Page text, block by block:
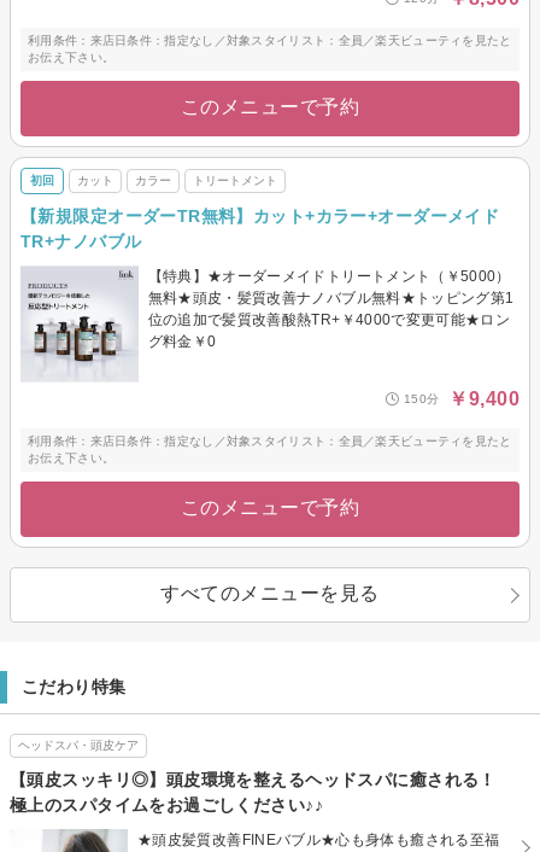
利用条件：来店日条件：指定なし／対象スタイリスト：全員／楽天ビューティを見たと
お伝え下さい。
このメニューで予約
初回 カット カラー トリートメント
【新規限定オーダーTR無料】カット+カラー+オーダーメイド
TR+ナノバブル
【特典】★オーダーメイドトリートメント（￥5000）
無料★頭皮・髪質改善ナノバブル無料★トッピング第1
位の追加で髪質改善酸熱TR+￥4000で変更可能★ロン
グ料金￥0
150分 ￥9,400
利用条件：来店日条件：指定なし／対象スタイリスト：全員／楽天ビューティを見たと
お伝え下さい。
このメニューで予約
すべてのメニューを見る
こだわり特集
ヘッドスパ・頭皮ケア
【頭皮スッキリ◎】頭皮環境を整えるヘッドスパに癒される！
極上のスパタイムをお過ごしください♪♪
★頭皮髪質改善FINEバブル★心も身体も癒される至福